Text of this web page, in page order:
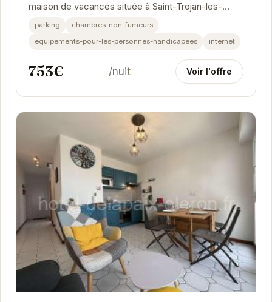
maison de vacances située à Saint-Trojan-les-
Bains. Avec son atmosphère chaleureuse et son...
parking
chambres-non-fumeurs
equipements-pour-les-personnes-handicapees
internet
753€ /nuit Voir l'offre